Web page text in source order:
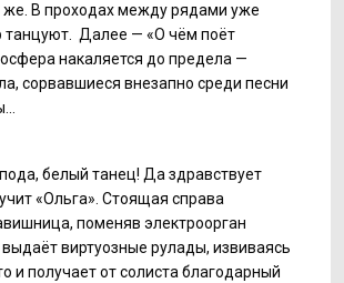
В проходах между рядами уже
танцуют. Далее — «О чём поёт
накаляется до предела —
сорвавшиеся внезапно среди песни
белый танец! Да здравствует
«Ольга». Стоящая справа
поменяв электроорган
виртуозные рулады, извиваясь
и получает от солиста благодарный